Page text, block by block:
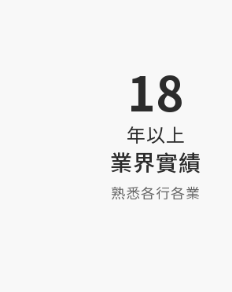
滿
求
18
年以上
業界實績
熟悉各行各業